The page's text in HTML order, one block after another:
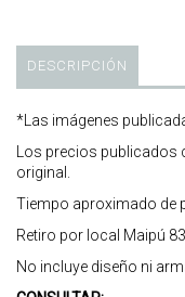
DESCRIPCIÓN
*Las imágenes
Los precios publicados
original.
Tiempo aproximado de
Retiro por local Maipú
No incluye diseño ni